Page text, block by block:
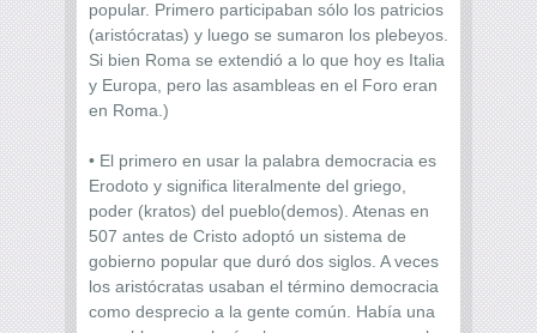
popular. Primero participaban sólo los patricios
(aristócratas) y luego se sumaron los plebeyos.
Si bien Roma se extendió a lo que hoy es Italia
y Europa, pero las asambleas en el Foro eran
en Roma.)
• El primero en usar la palabra democracia es
Erodoto y significa literalmente del griego,
poder (kratos) del pueblo(demos). Atenas en
507 antes de Cristo adoptó un sistema de
gobierno popular que duró dos siglos. A veces
los aristócratas usaban el término democracia
como desprecio a la gente común. Había una